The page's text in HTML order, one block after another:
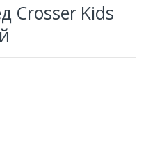
Crosser Kids